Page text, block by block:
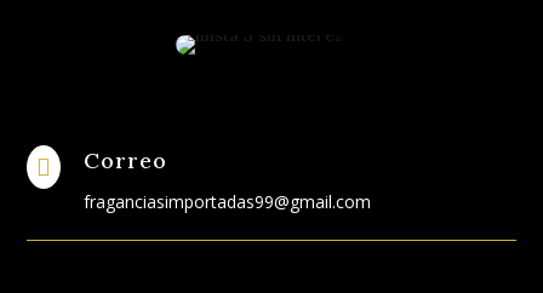
 Correo
fraganciasimportadas99@gmail.com